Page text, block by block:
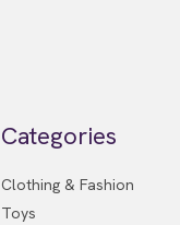
Categories
Clothing & Fashion
Toys